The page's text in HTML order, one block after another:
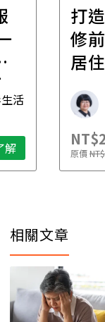
活
解
打
修
居
原價
相關文章